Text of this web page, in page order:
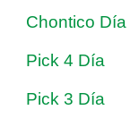
Chontico Día
Pick 4 Día
Pick 3 Día